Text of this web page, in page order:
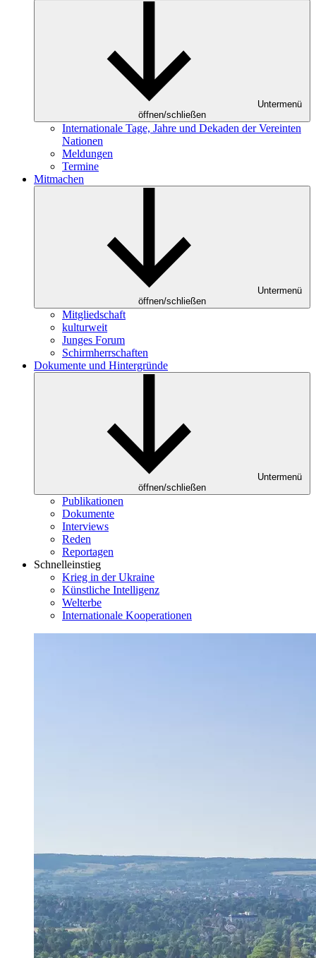
Untermenü
öffnen/schließen
Internationale Tage, Jahre und Dekaden der Vereinten
Nationen
Meldungen
Termine
Mitmachen
Untermenü
öffnen/schließen
Mitgliedschaft
kulturweit
Junges Forum
Schirmherrschaften
Dokumente und Hintergründe
Untermenü
öffnen/schließen
Publikationen
Dokumente
Interviews
Reden
Reportagen
Schnelleinstieg
Krieg in der Ukraine
Künstliche Intelligenz
Welterbe
Internationale Kooperationen